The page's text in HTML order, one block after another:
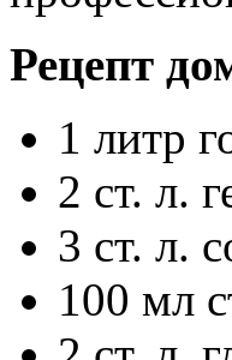
Рецепт
1 литр
2 ст. л.
3 ст. л.
100 мл